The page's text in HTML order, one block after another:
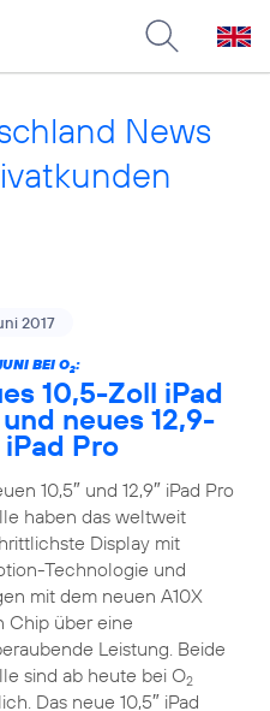
News
2017
BEI O2:
10,5-Zoll iPad
neues 12,9-
Pro
10,5″ und 12,9″ iPad Pro
haben das weltweit
Display mit
Technologie und
mit dem neuen A10X
Chip über eine
Leistung. Beide
sind ab heute bei O2
Das neue 10,5″ iPad